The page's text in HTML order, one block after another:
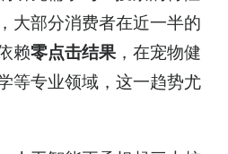
大部分消费者在近一半的
赖零点击结果，在宠物健
等专业领域，这一趋势尤